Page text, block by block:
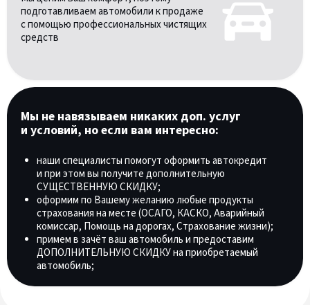
подготавливаем автомобили к продаже
с помощью профессиональных чистящих
средств
Мы не навязываем никаких доп. услуг
и условий, но если вам интересно:
наши специалисты помогут оформить автокредит
и при этом вы получите дополнительную
СУЩЕСТВЕННУЮ СКИДКУ;
оформим по Вашему желанию любые продукты
страхования на месте (ОСАГО, КАСКО, Аварийный
комиссар, Помощь на дорогах, Страхование жизни);
примем в зачёт ваш автомобиль и предоставим
ДОПОЛНИТЕЛЬНУЮ СКИДКУ на приобретаемый
автомобиль;